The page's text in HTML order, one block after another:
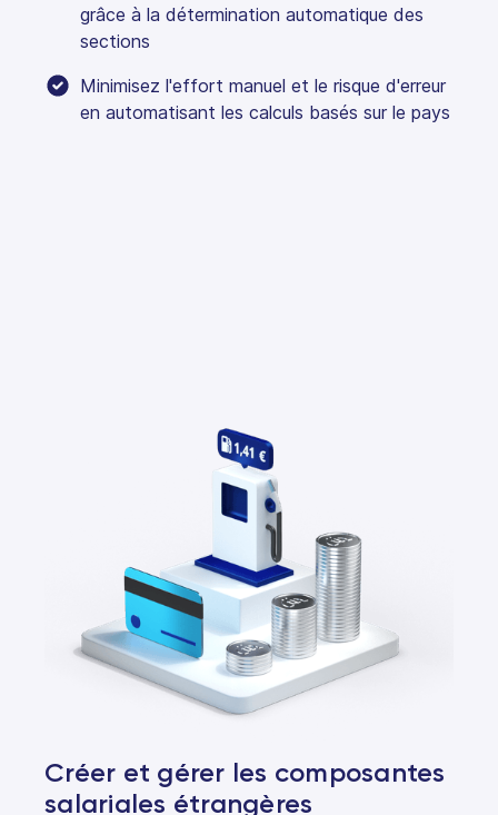
grâce à la détermination automatique des
sections
Minimisez l'effort manuel et le risque d'erreur
en automatisant les calculs basés sur le pays
Créer et gérer les composantes
salariales étrangères